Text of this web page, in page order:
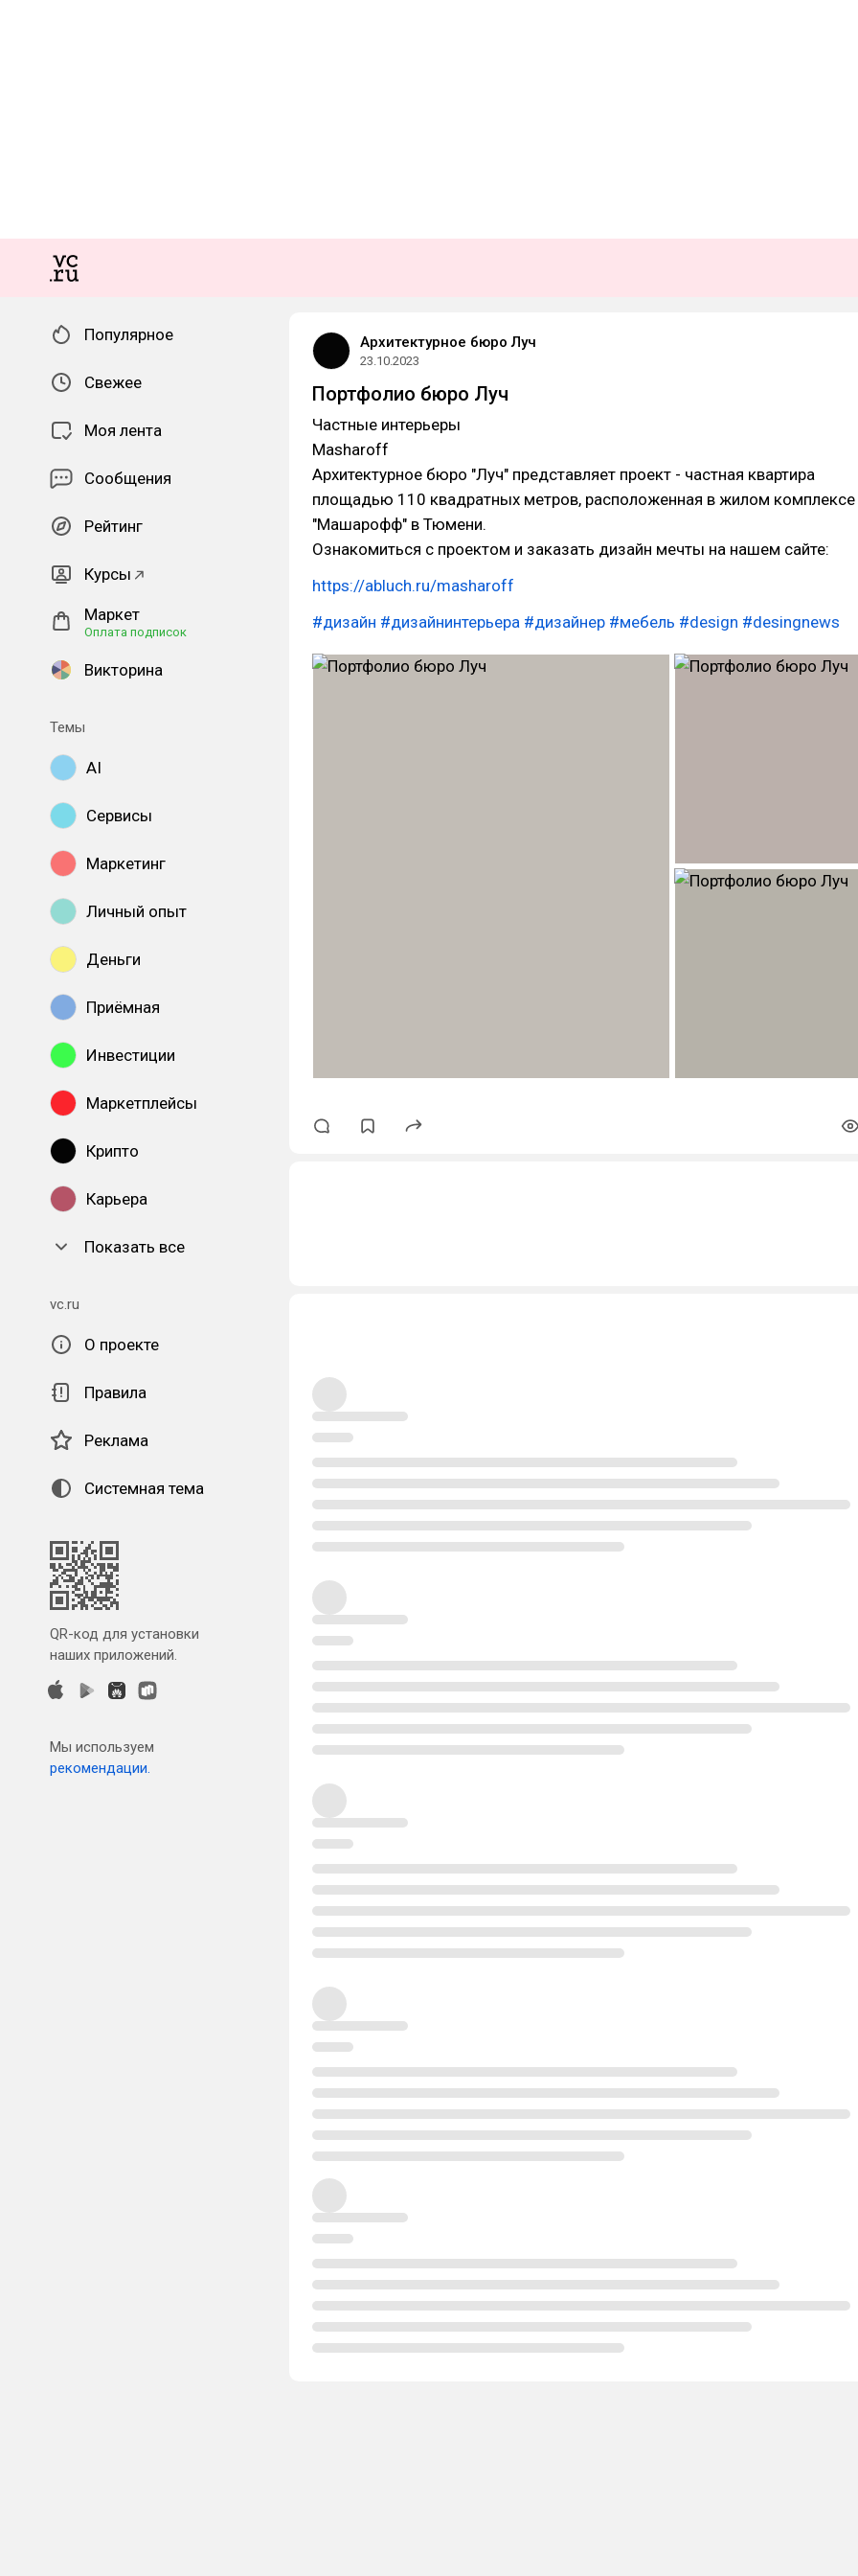
Популярное
Свежее
Моя лента
Сообщения
Рейтинг
Курсы
Маркет
Оплата подписок
Викторина
Темы
AI
Сервисы
Маркетинг
Личный опыт
Деньги
Приёмная
Инвестиции
Маркетплейсы
Крипто
Карьера
Показать все
vc.ru
О проекте
Правила
Реклама
Системная тема
QR-код для установки
наших приложений.
Мы используем
рекомендации.
Архитектурное бюро Луч
23.10.2023
Портфолио бюро Луч
Частные интерьеры
Masharoff
Архитектурное бюро "Луч" представляет проект - частная квартира
площадью 110 квадратных метров, расположенная в жилом комплексе
"Машарофф" в Тюмени.
Ознакомиться с проектом и заказать дизайн мечты на нашем сайте:
https://abluch.ru/masharoff
#дизайн #дизайнинтерьера #дизайнер #мебель #design #desingnews